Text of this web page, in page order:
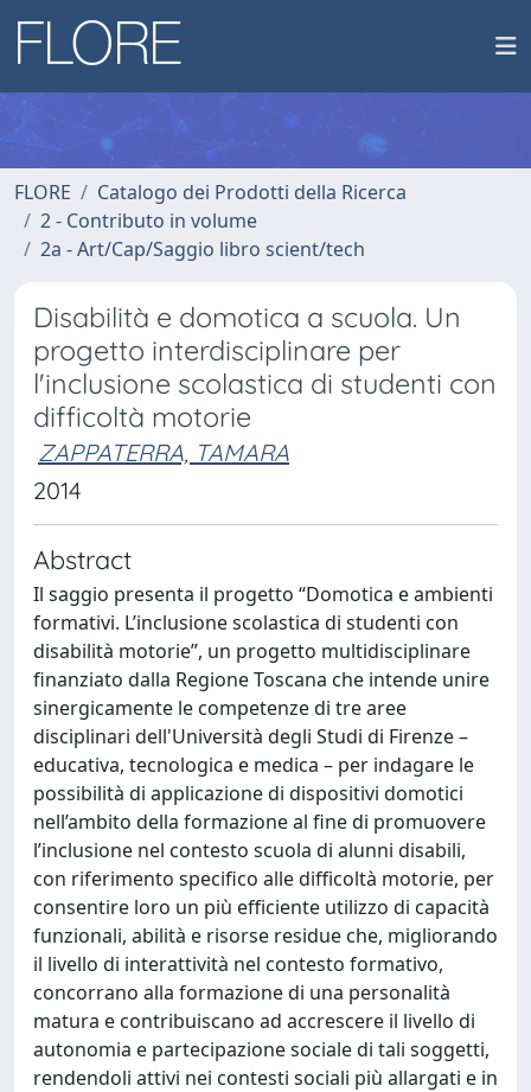
FLORE
Catalogo dei Prodotti della Ricerca
2 - Contributo in volume
2a - Art/Cap/Saggio libro scient/tech
Disabilità e domotica a scuola. Un
progetto interdisciplinare per
l'inclusione scolastica di studenti con
difficoltà motorie
ZAPPATERRA, TAMARA
2014
Abstract
Il saggio presenta il progetto “Domotica e ambienti
formativi. L’inclusione scolastica di studenti con
disabilità motorie”, un progetto multidisciplinare
finanziato dalla Regione Toscana che intende unire
sinergicamente le competenze di tre aree
disciplinari dell'Università degli Studi di Firenze –
educativa, tecnologica e medica – per indagare le
possibilità di applicazione di dispositivi domotici
nell’ambito della formazione al fine di promuovere
l’inclusione nel contesto scuola di alunni disabili,
con riferimento specifico alle difficoltà motorie, per
consentire loro un più efficiente utilizzo di capacità
funzionali, abilità e risorse residue che, migliorando
il livello di interattività nel contesto formativo,
concorrano alla formazione di una personalità
matura e contribuiscano ad accrescere il livello di
autonomia e partecipazione sociale di tali soggetti,
rendendoli attivi nei contesti sociali più allargati e in